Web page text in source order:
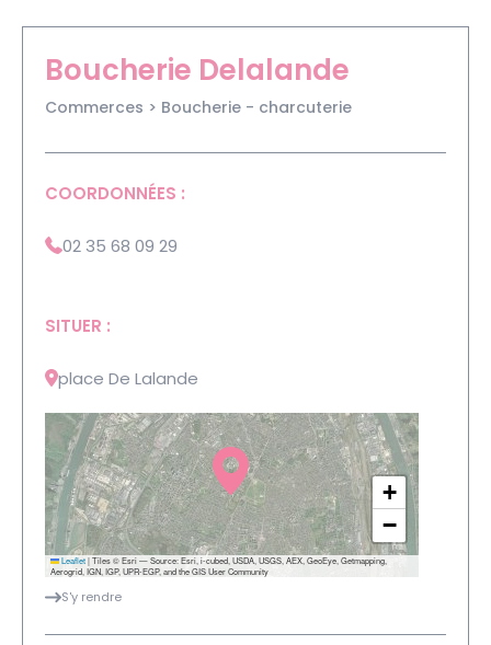
Boucherie Delalande
Commerces > Boucherie - charcuterie
COORDONNÉES :
02 35 68 09 29
SITUER :
place De Lalande
+
−
Leaflet |Tiles © Esri — Source: Esri, i-cubed, USDA, USGS, AEX, GeoEye, Getmapping,
Aerogrid, IGN, IGP, UPR-EGP, and the GIS User Community
S'y rendre